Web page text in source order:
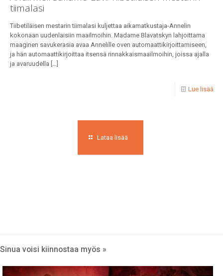
tiimalasi
Tiibetiläisen mestarin tiimalasi kuljettaa aikamatkustaja-Annelin
kokonaan uudenlaisiin maailmoihin. Madame Blavatskyn lahjoittama
maaginen savukerasia avaa Annelille oven automaattikirjoittamiseen,
ja hän automaattikirjoittaa itsensä rinnakkaismaailmoihin, joissa ajalla
ja avaruudella […]
Lue lisää
Lataa lisää
Sinua voisi kiinnostaa myös »